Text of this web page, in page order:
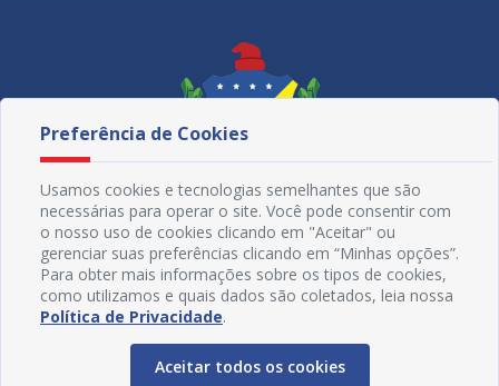
Redes Sociais
Preferência de Cookies
Usamos cookies e tecnologias semelhantes que são
necessárias para operar o site. Você pode consentir com
o nosso uso de cookies clicando em "Aceitar" ou
gerenciar suas preferências clicando em “Minhas opções”.
Para obter mais informações sobre os tipos de cookies,
como utilizamos e quais dados são coletados, leia nossa
Política de Privacidade.
Aceitar todos os cookies